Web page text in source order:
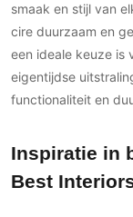
smaak en stijl van
cire duurzaam en
een ideale keuze is
eigentijdse
functionaliteit en
Inspiratie in
Best